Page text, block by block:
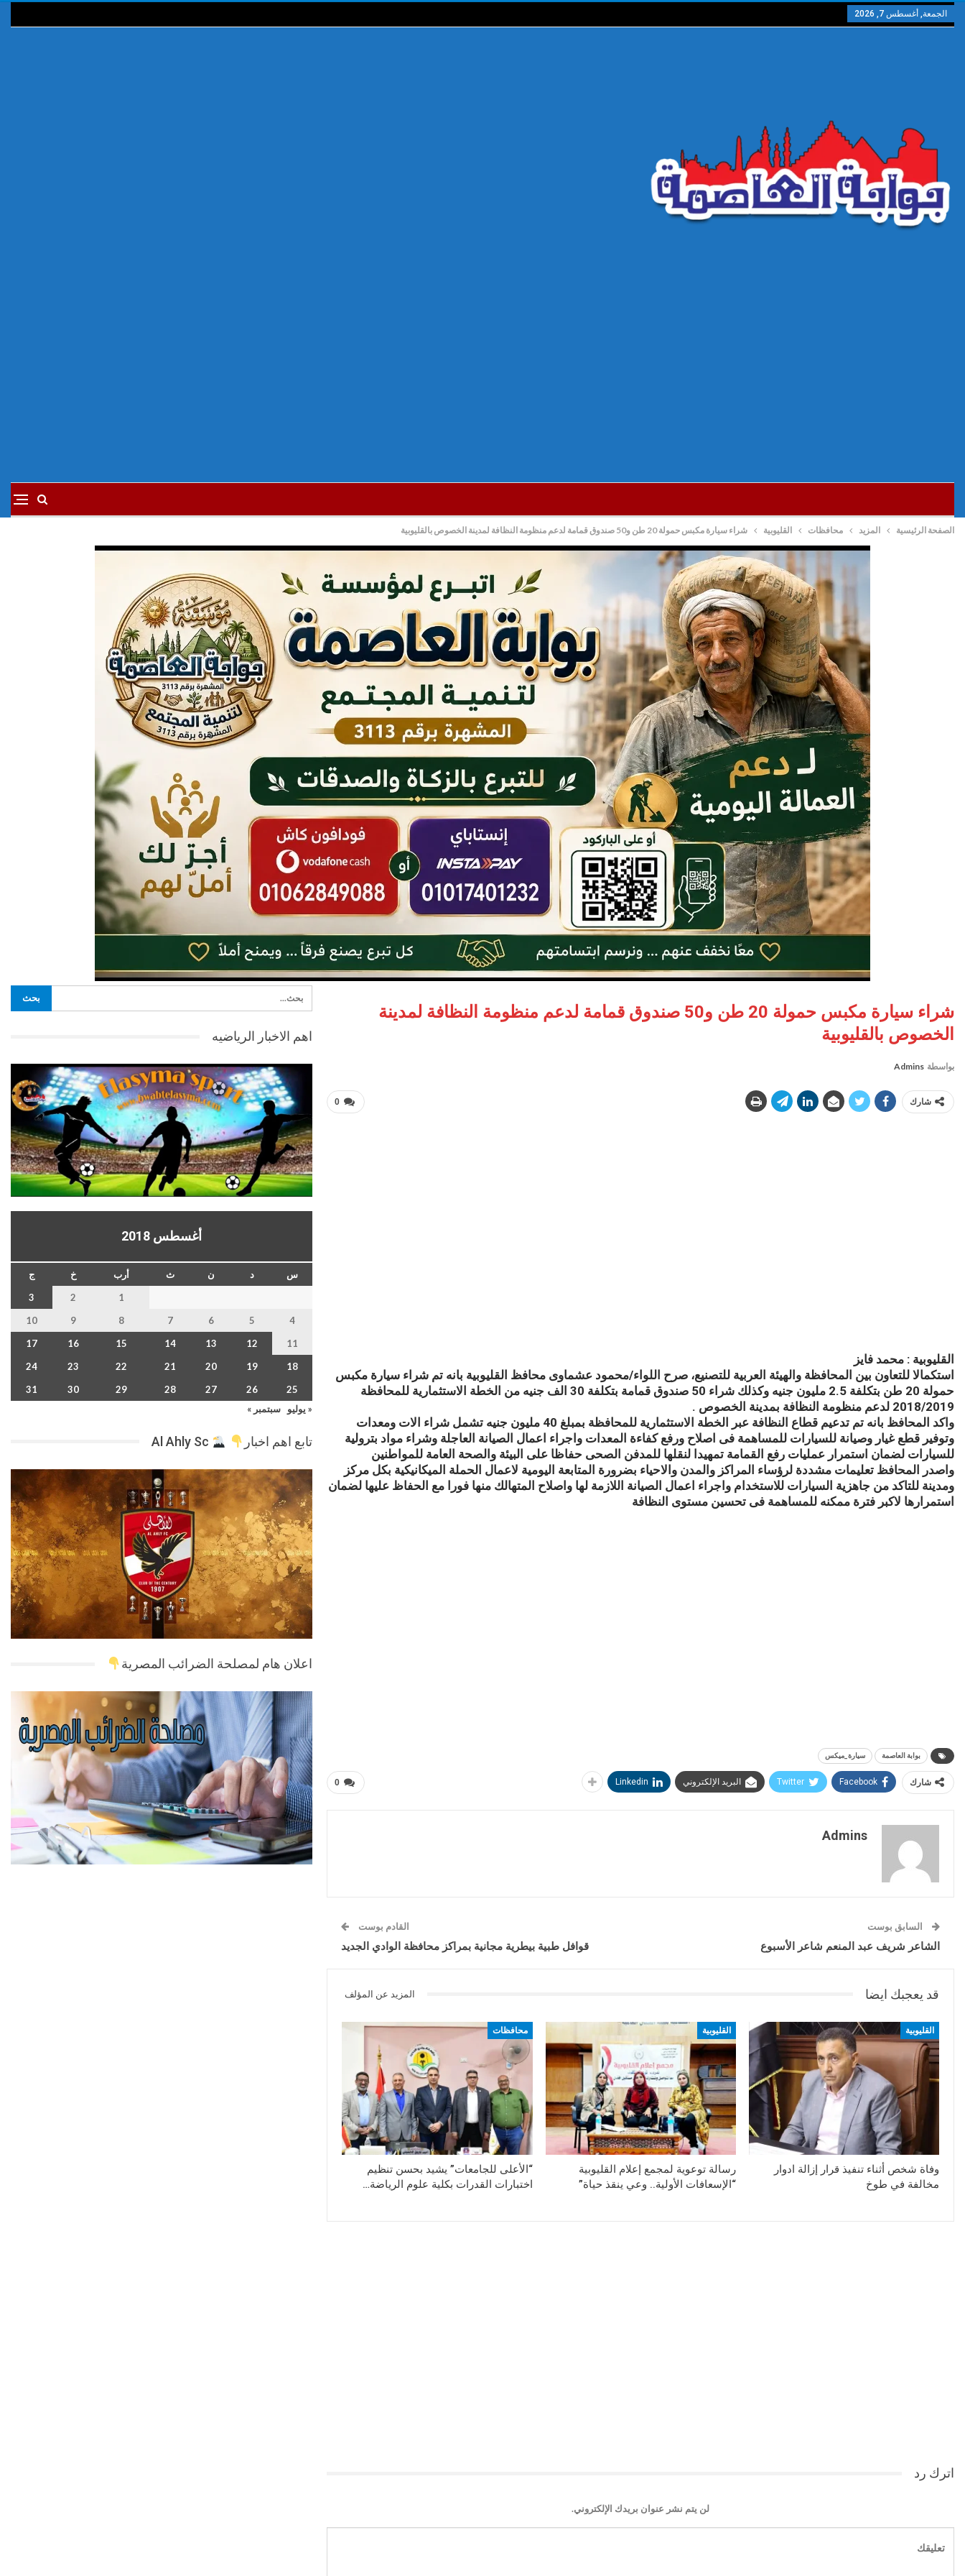
الجمعة, أغسطس 7, 2026
الصفحة الرئيسية المزيد محافظات القليوبية شراء سيارة مكبس حمولة 20 طن و50 صندوق قمامة لدعم منظومة النظافة لمدينة الخصوص بالقليوبية
شراء سيارة مكبس حمولة 20 طن و50 صندوق قمامة لدعم منظومة النظافة لمدينة
الخصوص بالقليوبية
بواسطة Admins
0 شارك
القليوبية : محمد فايز
استكمالا للتعاون بين المحافظة والهيئة العربية للتصنيع، صرح اللواء/محمود عشماوى محافظ القليوبية بانه تم شراء سيارة مكبس
حمولة 20 طن بتكلفة 2.5 مليون جنيه وكذلك شراء 50 صندوق قمامة بتكلفة 30 الف جنيه من الخطة الاستثمارية للمحافظة
2018/2019 لدعم منظومة النظافة بمدينة الخصوص .
واكد المحافظ بانه تم تدعيم قطاع النظافة عبر الخطة الاستثمارية للمحافظة بمبلغ 40 مليون جنيه ت
شمل شراء الات ومعدات
وتوفير قطع غيار وصيانة للسيارات للمساهمة فى اصلاح ورفع كفاءة المعدات واجراء اعمال الصيانة العاجلة وشراء مواد بترولية
للسيارات لضمان استمرار عمليات رفع القمامة تمهيدا لنقلها للمدفن الصحى حفاظا على البيئة والصحة العامة للمواطنين
واصدر المحافظ تعليمات مشددة لرؤساء المراكز والمدن والاحياء بضرورة المتابعة اليومية لاعمال الحملة الميكانيكية بكل مركز
ومدينة للتاكد من جاهزية السيارات للاستخدام واجراء اعمال الصيانة اللازمة لها واصلاح المتهالك منها فورا مع الحفاظ عليها لضمان
استمرارها لاكبر فترة ممكنه للمساهمة فى تحسين مستوى النظافة
بوابة العاصمة سيارة_ميكس
0 شارك Facebook
Twitter البريد الإلكتروني Linkedin
Admins
السابق بوست
الشاعر شريف عبد المنعم شاعر الأسبوع
القادم بوست
قوافل طبية بيطرية مجانية بمراكز محافظة الوادي الجديد
قد يعجبك ايضا المزيد عن المؤلف
القليوبية
وفاة شخص أثناء تنفيذ قرار إزالة ادوار
مخالفة في طوخ
القليوبية
رسالة توعوية لمجمع إعلام القليوبية
“الإسعافات الأولية.. وعي ينقذ حياة”
محافظات
“الأعلى للجامعات” يشيد بحسن تنظيم
اختبارات القدرات بكلية علوم الرياضة…
اترك رد
لن يتم نشر عنوان بريدك الإلكتروني.
اهم الاخبار الرياضيه
أغسطس 2018
س د ن ث أرب خ
ج
1
2
3
4
5
6
7
8
9
10
11
12
13
14
15
16
17
18
19
20
21
22
23
24
25
26
27
28
29
30
31
« يوليو
سبتمبر »
تابع اهم اخبار
اعلان هام لمصلحة الضرائب المصرية